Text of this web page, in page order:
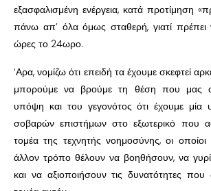
εξασφαλισμένη ενέργεια, κατά προτίμηση
πάνω απ’ όλα όμως σταθερή, γιατί πρέπει
ώρες το 24ωρο.
‘Αρα, νομίζω ότι επειδή τα έχουμε σκεφτεί
μπορούμε να βρούμε τη θέση που μας
υπόψη και του γεγονότος ότι έχουμε
σοβαρών επιστήμων στο εξωτερικό που
τομέα της τεχνητής νοημοσύνης, οι
άλλον τρόπο θέλουν να βοηθήσουν, να
και να αξιοποιήσουν τις δυνατότητες